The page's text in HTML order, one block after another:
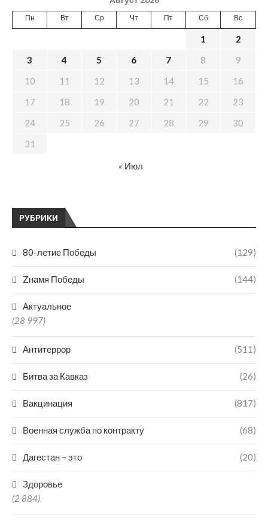
РУБРИКИ
80-летие Победы (129)
Zнамя Победы (144)
Актуальное
(28 997)
Антитеррор (511)
Битва за Кавказ (26)
Вакцинация (817)
Военная служба по контракту (68)
Дагестан – это (20)
Здоровье
(2 884)
Пн Вт Ср Чт Пт Сб Вс
1
2
3
4 5 6 7 8
9
10
11 12 13 14 15
16
17
18 19 20 21 22
23
24
25 26 27 28 29
30
31
« Июл